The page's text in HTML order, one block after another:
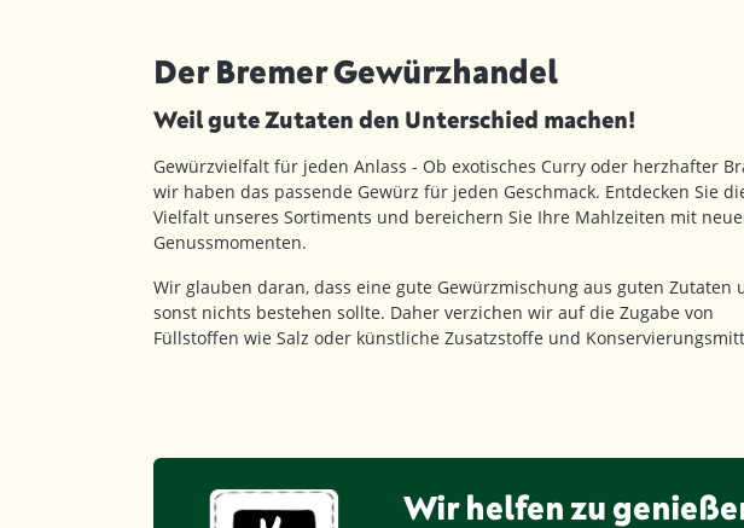
Der Bremer Gewürzhandel
Weil gute Zutaten den Unterschied machen!
Gewürzvielfalt für jeden Anlass - Ob exotisches Curry oder herzhafter
wir haben das passende Gewürz für jeden Geschmack. Entdecken Sie
Vielfalt unseres Sortiments und bereichern Sie Ihre Mahlzeiten mit
Genussmomenten.
Wir glauben daran, dass eine gute Gewürzmischung aus guten Zutaten
sonst nichts bestehen sollte. Daher verzichen wir auf die Zugabe von
Füllstoffen wie Salz oder künstliche Zusatzstoffe und
Wir helfen zu